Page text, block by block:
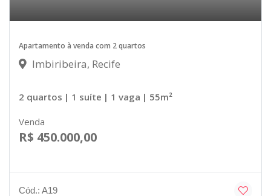
Apartamento à venda com 2 quartos
Imbiribeira, Recife
2 quartos | 1 suíte | 1 vaga | 55m²
Venda
R$ 450.000,00
Cód.: A19